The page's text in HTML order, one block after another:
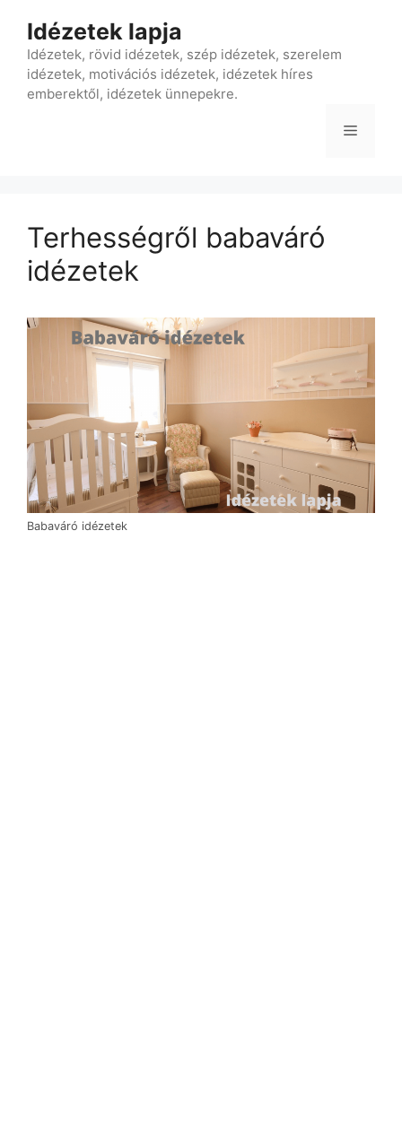
tartalomba
Idézetek lapja
Idézetek, rövid idézetek, szép idézetek, szerelem
idézetek, motivációs idézetek, idézetek híres
emberektől, idézetek ünnepekre.
Menü
Terhességről babaváró
idézetek
Babaváró idézetek